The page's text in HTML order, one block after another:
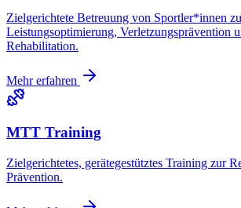
Zielgerichtete Betreuung von Sportler*innen
Leistungsoptimierung, Verletzungsprävention
Rehabilitation.
Mehr erfahren
MTT Training
Zielgerichtetes, gerätegestütztes Training zur
Prävention.